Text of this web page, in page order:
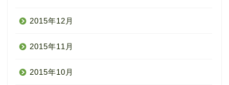
2015年12月
2015年11月
2015年10月